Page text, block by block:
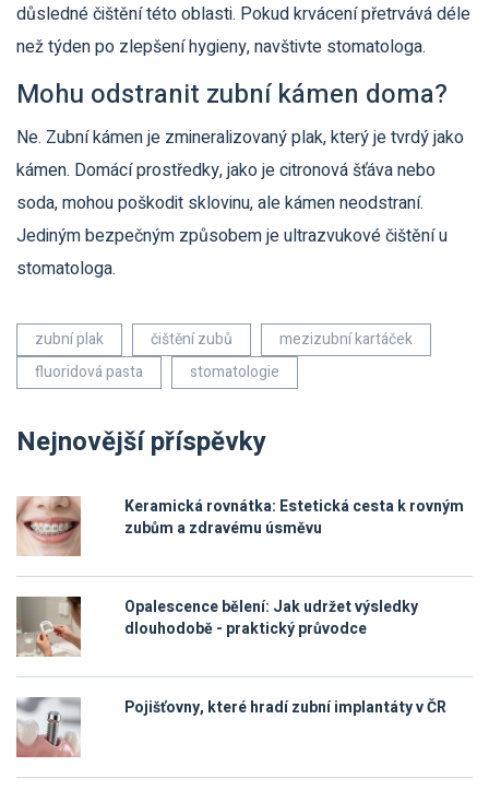
důsledné čištění této oblasti. Pokud krvácení přetrvává déle
než týden po zlepšení hygieny, navštivte stomatologa.
Mohu odstranit zubní kámen doma?
Ne. Zubní kámen je zmineralizovaný plak, který je tvrdý jako
kámen. Domácí prostředky, jako je citronová šťáva nebo
soda, mohou poškodit sklovinu, ale kámen neodstraní.
Jediným bezpečným způsobem je ultrazvukové čištění u
stomatologa.
zubní plak čištění zubů
mezizubní kartáček
fluoridová pasta
stomatologie
Nejnovější příspěvky
Keramická rovnátka: Estetická cesta k rovným
zubům a zdravému úsměvu
Opalescence bělení: Jak udržet výsledky
dlouhodobě - praktický průvodce
Pojišťovny, které hradí zubní implantáty v ČR